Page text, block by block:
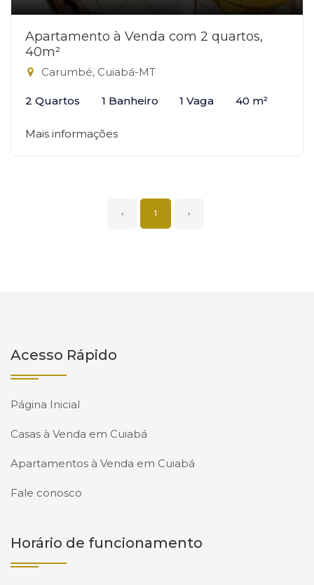
Apartamento à Venda com 2 quartos,
40m²
Carumbé, Cuiabá-MT
2 Quartos 1 Banheiro 1 Vaga 40 m²
Mais informações
‹ 1 ›
Acesso Rápido
Página Inicial
Casas à Venda em Cuiabá
Apartamentos à Venda em Cuiabá
Fale conosco
Horário de funcionamento